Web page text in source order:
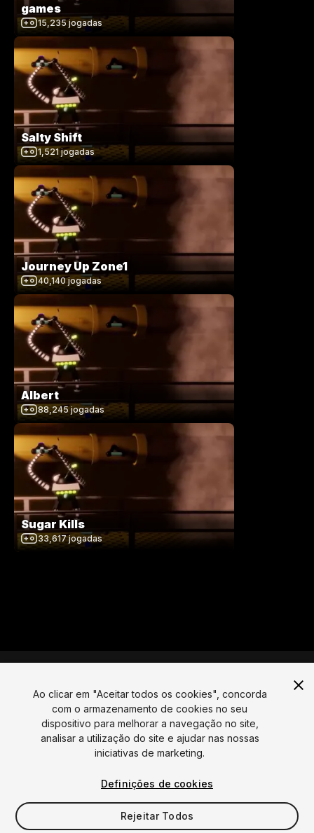
games
15,235 jogadas
Salty Shift
1,521 jogadas
Journey Up Zone1
40,140 jogadas
Albert
88,245 jogadas
Sugar Kills
33,617 jogadas
Deutsch Bahasa Indonesia
Copyright © 2025 Unity Technologies
LegalPolítica de PrivacidadeCookies
Ao clicar em "Aceitar todos os cookies", concorda
com o armazenamento de cookies no seu
dispositivo para melhorar a navegação no site,
analisar a utilização do site e ajudar nas nossas
iniciativas de marketing.
Definições de cookies
Rejeitar Todos